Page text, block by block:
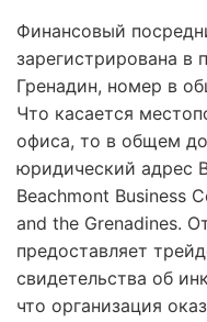
Финансовый
зарегистрирована в
Гренадин, номер в
Что касается
офиса, то в общем
юридический адрес
Beachmont Business
and the Grenadines.
предоставляет
свидетельства об
что организация